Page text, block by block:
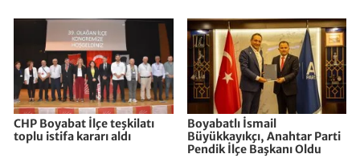
CHP Boyabat İlçe teşkilatı
toplu istifa kararı aldı
Boyabatlı İsmail
Büyükkayıkçı, Anahtar Parti
Pendik İlçe Başkanı Oldu